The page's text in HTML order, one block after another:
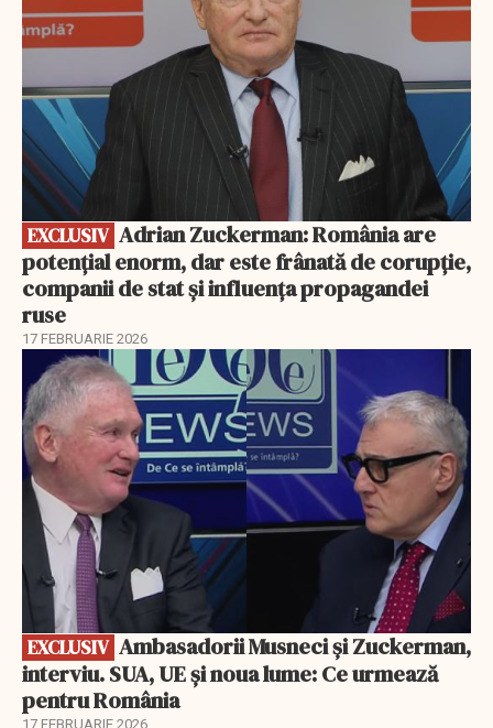
EXCLUSIV
potențial enorm, dar este frânată de corupție,
companii de stat și influența propagandei
ruse
17 FEBRUARIE 2026
EXCLUSIV
EXCLUSIV
interviu. SUA, UE și noua lume: Ce urmează
pentru România
17 FEBRUARIE 2026